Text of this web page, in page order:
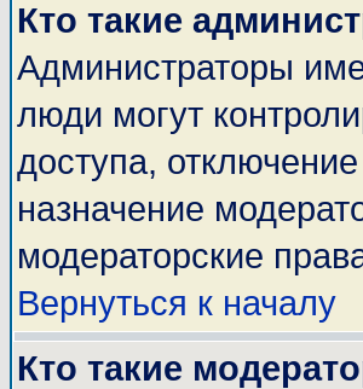
Кто такие
Администраторы
люди могут
доступа,
назначение
модераторские
Вернуться к началу
Кто такие